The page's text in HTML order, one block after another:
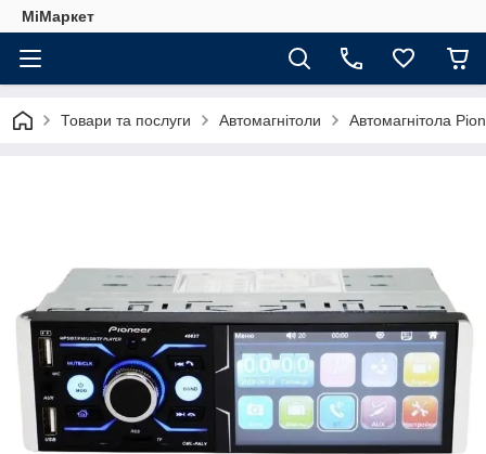
МіМаркет
Товари та послуги Автомагнітоли Автомагнітола